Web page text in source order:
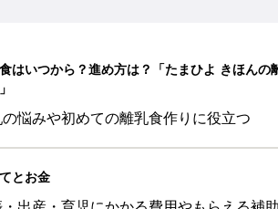
かも？「思い出があって捨てられない」に収納
リティ」超優秀！トラベルグッズ4選